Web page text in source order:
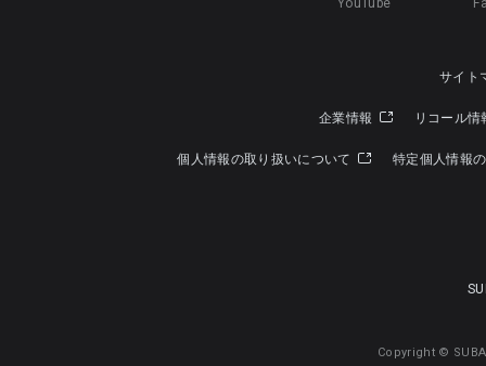
サイト
企業情報 リコール
個人情報の取り扱いについて 特定個人情報
Copyright ©